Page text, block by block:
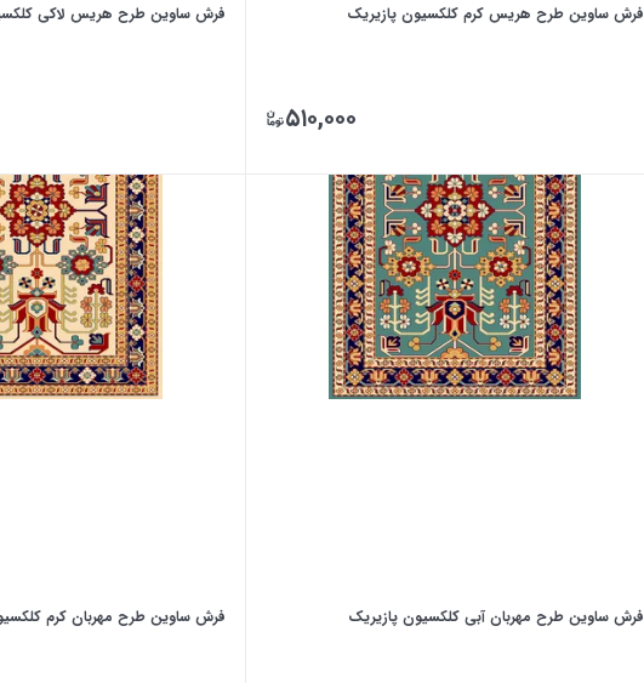
فرش ساوین طرح هریس کرم کلکسیون پازیریک
۵۱۰,۰۰۰
فرش ساوین طرح هریس لاکی
فرش ساوین طرح مهربان آبی کلکسیون پازیریک فرش ساوین طرح مهربان کرم